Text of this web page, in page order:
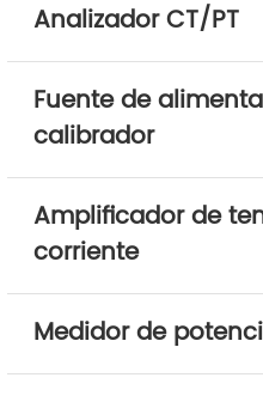
Analizador CT/PT
Fuente de
calibrador
Amplificador de
corriente
Medidor de